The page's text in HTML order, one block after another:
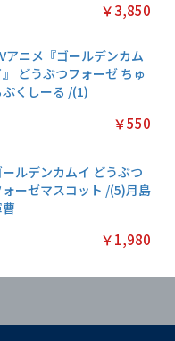
￥3,850
アニメ『ゴールデンカム
』 どうぶつフォーゼ ちゅ
ぷくしーる /(1)
￥550
ールデンカムイ どうぶつ
ォーゼマスコット /(5)月島
￥1,980